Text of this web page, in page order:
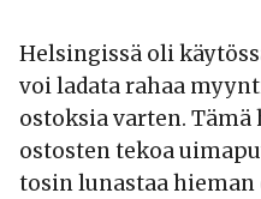
Helsingissä oli
voi ladata rahaa
ostoksia varten.
ostosten tekoa
tosin lunastaa